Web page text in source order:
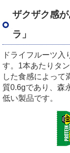
ザクザク感
ラ」
ドライフルーツ入
す。 1本あたりタ
した食感によって
質0.6gであり、森
低い製品です。